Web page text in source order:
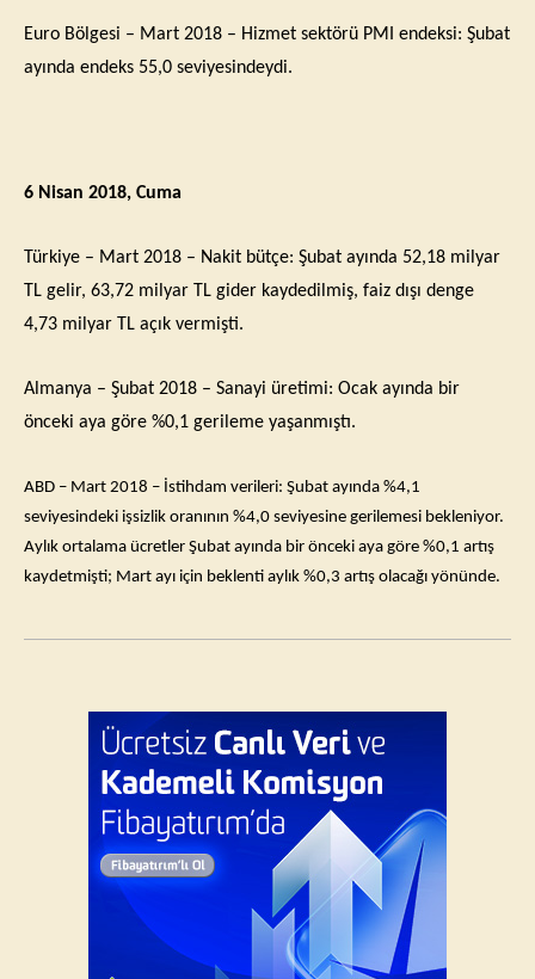
Euro Bölgesi – Mart 2018 – Hizmet sektörü PMI endeksi: Şubat
ayında endeks 55,0 seviyesindeydi.
6 Nisan 2018, Cuma
Türkiye – Mart 2018 – Nakit bütçe: Şubat ayında 52,18 milyar
TL gelir, 63,72 milyar TL gider kaydedilmiş, faiz dışı denge
4,73 milyar TL açık vermişti.
Almanya – Şubat 2018 – Sanayi üretimi: Ocak ayında bir
önceki aya göre %0,1 gerileme yaşanmıştı.
ABD – Mart 2018 – İstihdam verileri: Şubat ayında %4,1
seviyesindeki işsizlik oranının %4,0 seviyesine gerilemesi bekleniyor.
Aylık ortalama ücretler Şubat ayında bir önceki aya göre %0,1 artış
kaydetmişti; Mart ayı için beklenti aylık %0,3 artış olacağı yönünde.